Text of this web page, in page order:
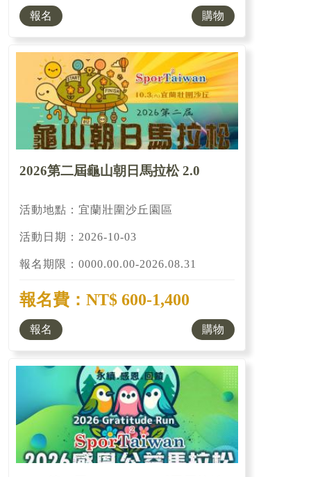
報名 購物
2026第二屆龜山朝日馬拉松 2.0
活動地點：宜蘭壯圍沙丘園區
活動日期：2026-10-03
報名期限：0000.00.00-2026.08.31
報名費：NT$ 600-1,400
報名 購物